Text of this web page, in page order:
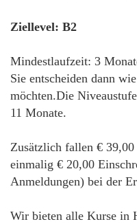
Ziellevel: B2
Mindestlaufzeit: 3
Sie entscheiden dann
möchten.Die
11 Monate.
Zusätzlich fallen €
einmalig € 20,00
Anmeldungen) bei der
Wir bieten alle Kurse in